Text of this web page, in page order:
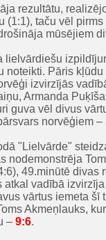
rezultātu,
(1:1), taču vēl
mūsējiem
lielvārdiešu
noteikti. Pāris
izvirzījās
Armanda
guva vēl divus
norvēģiem –
"Lielvārde"
nodemonstrēja
49.minūtē divas
atkal vadībā
vārtus iemeta šī
Akmeņlauks,
– 9:6.